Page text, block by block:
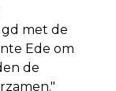
met de
Ede om
de